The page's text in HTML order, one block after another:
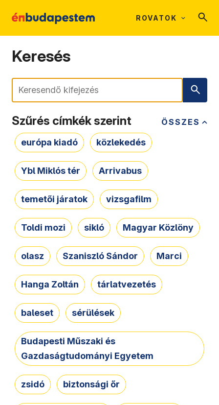
ROVATOK
Keresés
Keresés
ÖSSZES
Szűrés címkék szerint
európa kiadó közlekedés
Ybl Miklós tér Arrivabus
temetői járatok vizsgafilm
Toldi mozi sikló Magyar Közlöny
olasz Szaniszló Sándor Marci
Hanga Zoltán tárlatvezetés
baleset sérülések
Budapesti Műszaki és
Gazdaságtudományi Egyetem
zsidó biztonsági őr